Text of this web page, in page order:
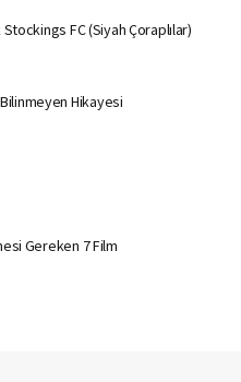
Stockings FC (Siyah Çoraplılar)
Hikayesi
Gereken 7 Film